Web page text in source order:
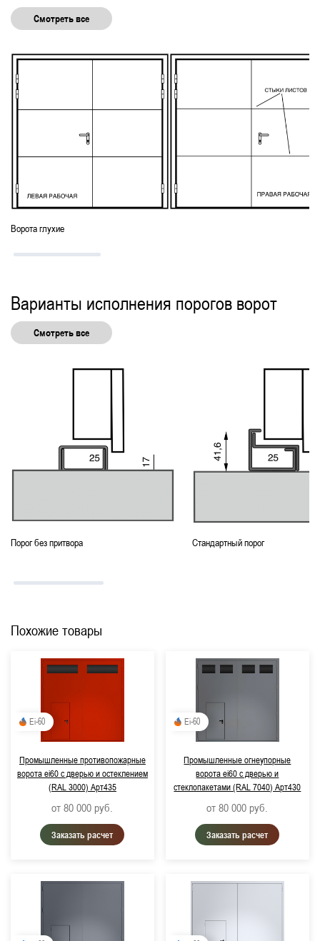
Смотреть все
Ворота глухие
Варианты исполнения порогов ворот
Смотреть все
Порог без притвора Стандартный порог
Похожие товары
Ei-60
Промышленные противопожарные
ворота ei60 с дверью и остеклением
(RAL 3000) Арт435
от 80 000 руб.
Заказать расчет
Ei-60
Промышленные огнеупорные
ворота ei60 с дверью и
стеклопакетами (RAL 7040) Арт430
от 80 000 руб.
Заказать расчет